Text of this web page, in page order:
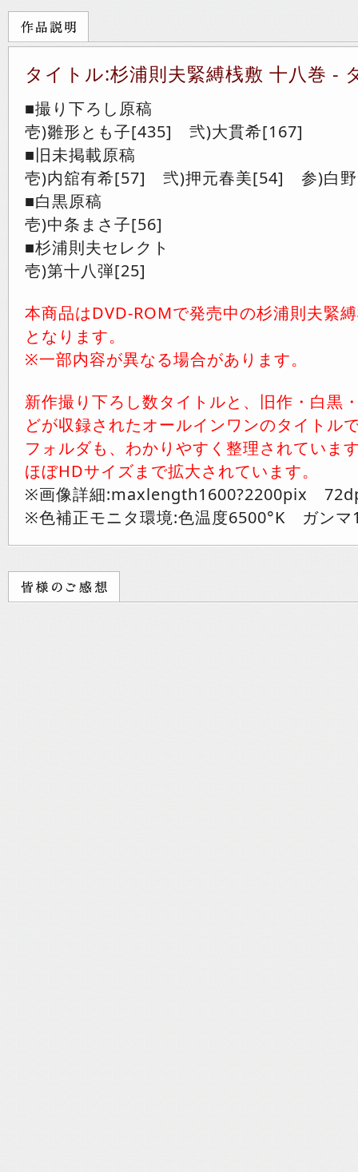
タイトル:杉浦則夫緊縛桟敷 十八巻 -
■撮り下ろし原稿
壱)雛形とも子[435] 弐)大貫希[167]
■旧未掲載原稿
壱)内舘有希[57] 弐)押元春美[54] 参)白
■白黒原稿
壱)中条まさ子[56]
■杉浦則夫セレクト
壱)第十八弾[25]
本商品はDVD-ROMで発売中の杉浦則夫緊
となります。
※一部内容が異なる場合があります。
新作撮り下ろし数タイトルと、旧作・白黒
どが収録されたオールインワンのタイトル
フォルダも、わかりやすく整理されていま
ほぼHDサイズまで拡大されています。
※画像詳細:maxlength1600?2200pix
※色補正モニタ環境:色温度6500°K ガンマ